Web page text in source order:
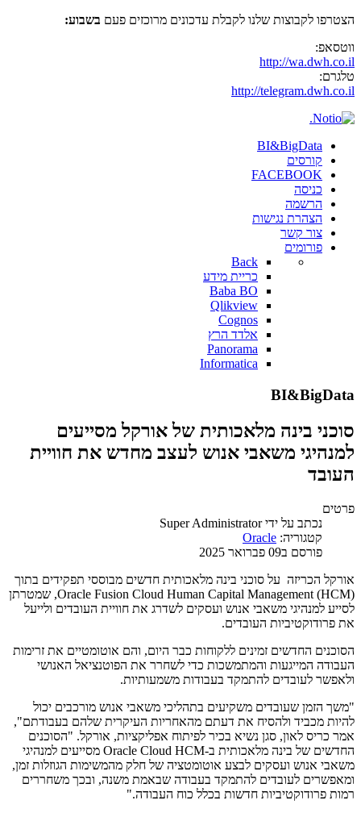
הצטרפו לקבוצות שלנו לקבלת עדכונים מרוכזים פעם בשבוע:
ווטסאפ:
http://wa.dwh.co.il
טלגרם:
http://telegram.dwh.co.il
BI&BigData
קורסים
FACEBOOK
כניסה
הרשמה
הצהרת נגישות
צור קשר
פורומים
Back
כריית מידע
Baba BO
Qlikview
Cognos
אלדד הרץ
Panorama
Informatica
BI&BigData
סוכני בינה מלאכותית של אורקל מסייעים
למנהיגי משאבי אנוש לעצב מחדש את חוויית
העובד
פרטים
נכתב על ידיSuper Administrator
קטגוריה: Oracle
פורסם ב09 פברואר 2025
אורקל הכריזה על סוכני בינה מלאכותית חדשים מבוססי תפקידים בתוך
Oracle Fusion Cloud Human Capital Management (HCM), שמטרתן
לסייע למנהיגי משאבי אנוש ועסקים לשדרג את חוויית העובדים ולייעל
את פרודוקטיביות העובדים.
הסוכנים החדשים זמינים ללקוחות כבר היום, והם אוטומטיים את זרימות
העבודה המייגעות והמתמשכות כדי לשחרר את הפוטנציאל האנושי
ולאפשר לעובדים להתמקד בעבודות משמעותיות.
"משך הזמן שעובדים משקיעים בתהליכי משאבי אנוש מורכבים יכול
להיות מכביד ולהסיח את דעתם מהאחריות העיקרית שלהם בעבודתם",
אמר כריס לאון, סגן נשיא בכיר לפיתוח אפליקציות, אורקל. "הסוכנים
החדשים של בינה מלאכותית ב-Oracle Cloud HCM מסייעים למנהיגי
משאבי אנוש ועסקים לבצע אוטומטציה של חלק מהמשימות הגוזלות זמן,
ומאפשרים לעובדים להתמקד בעבודה שבאמת משנה, ובכך משחררים
רמות פרודוקטיביות חדשות בכלל כוח העבודה."